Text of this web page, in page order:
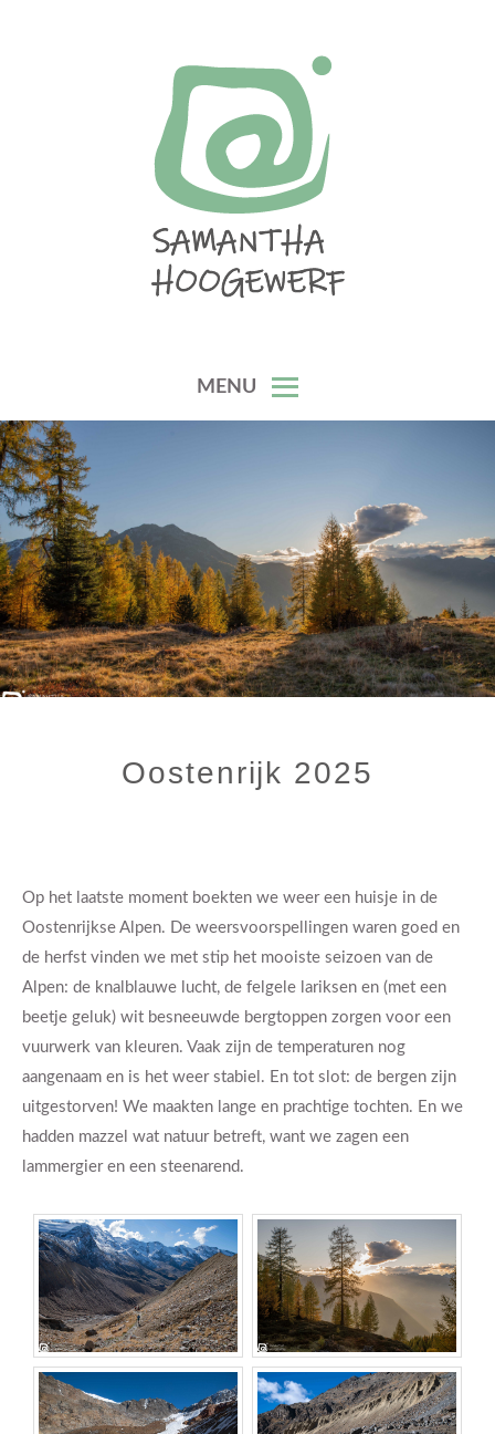
MENU
Oostenrijk 2025
Op het laatste moment boekten we weer een huisje in de
Oostenrijkse Alpen. De weersvoorspellingen waren goed en
de herfst vinden we met stip het mooiste seizoen van de
Alpen: de knalblauwe lucht, de felgele lariksen en (met een
beetje geluk) wit besneeuwde bergtoppen zorgen voor een
vuurwerk van kleuren. Vaak zijn de temperaturen nog
aangenaam en is het weer stabiel. En tot slot: de bergen zijn
uitgestorven! We maakten lange en prachtige tochten. En we
hadden mazzel wat natuur betreft, want we zagen een
lammergier en een steenarend.